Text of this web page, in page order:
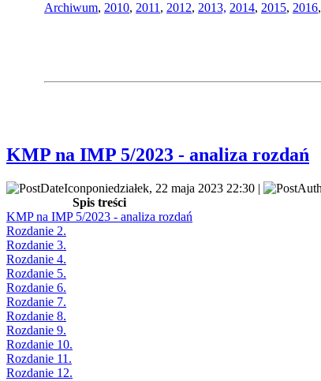
Archiwum, 2010, 2011 , 2012, 2013, 2014, 2015, 2016,
KMP na IMP 5/2023 - analiza rozdań
poniedziałek, 22 maja 2023 22:30 |
Spis treści
KMP na IMP 5/2023 - analiza rozdań
Rozdanie 2.
Rozdanie 3.
Rozdanie 4.
Rozdanie 5.
Rozdanie 6.
Rozdanie 7.
Rozdanie 8.
Rozdanie 9.
Rozdanie 10.
Rozdanie 11.
Rozdanie 12.